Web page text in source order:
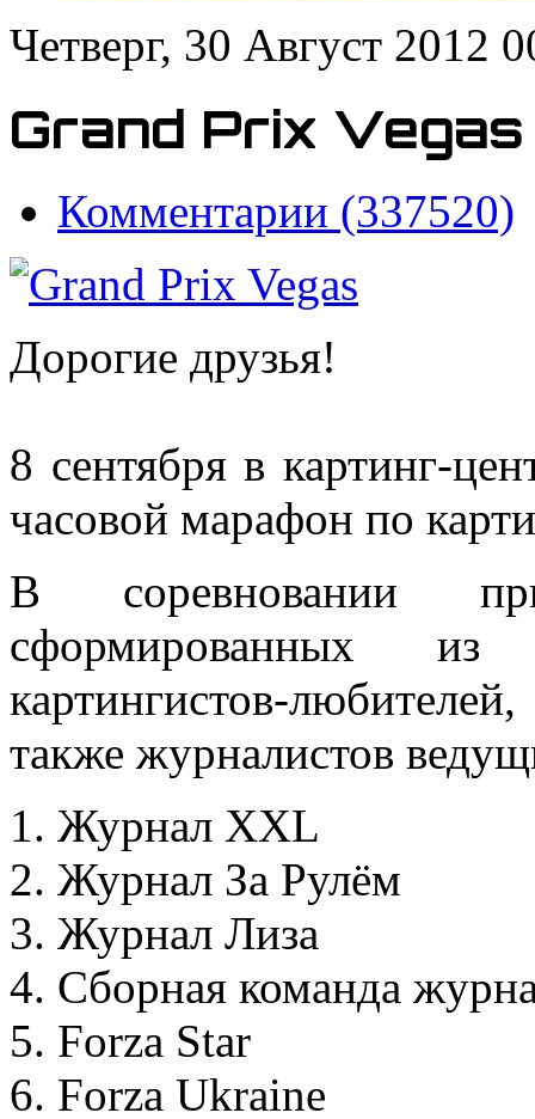
Четверг, 30 Август 2012
Grand Prix Vegas
Комментарии (337520)
Дорогие друзья!
8 сентября в картинг-
часовой марафон по
В соревновании
сформированных из
картингистов-
также журналистов
1. Журнал XXL
2. Журнал За Рулём
3. Журнал Лиза
4. Сборная команда
5. Forza Star
6. Forza Ukraine